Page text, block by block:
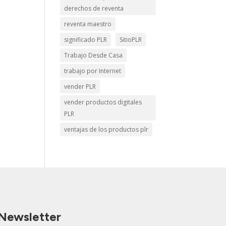
derechos de reventa
reventa maestro
significado PLR
SitioPLR
Trabajo Desde Casa
trabajo por Internet
vender PLR
vender productos digitales
PLR
ventajas de los productos plr